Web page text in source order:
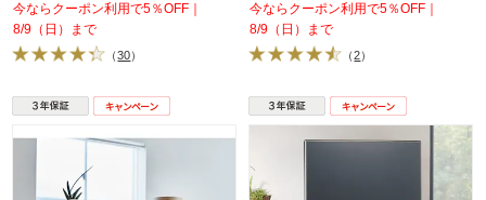
今ならクーポン利用で5％OFF｜
8/9（日）まで
（30）
今ならクーポン利用で5％OFF｜
8/9（日）まで
（2）